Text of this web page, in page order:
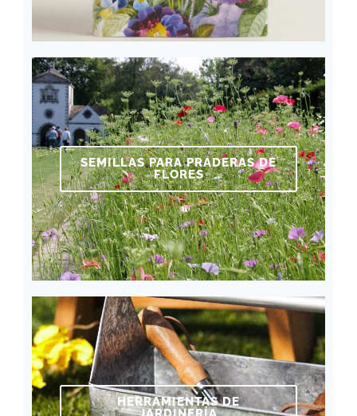
SEMILLAS PARA PRADERAS DE
FLORES
HERRAMIENTAS DE